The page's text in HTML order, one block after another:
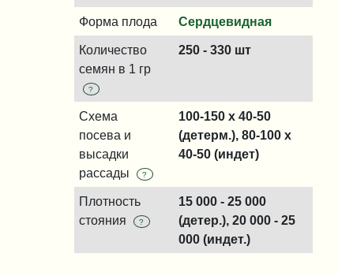
Форма плода Сердцевидная
Количество
семян в 1 гр
?
250 - 330 шт
Схема
посева и
высадки
рассады
?
100-150 x 40-50
(детерм.), 80-100 x
40-50 (индет)
Плотность
стояния
?
15 000 - 25 000
(детер.), 20 000 - 25
000 (индет.)